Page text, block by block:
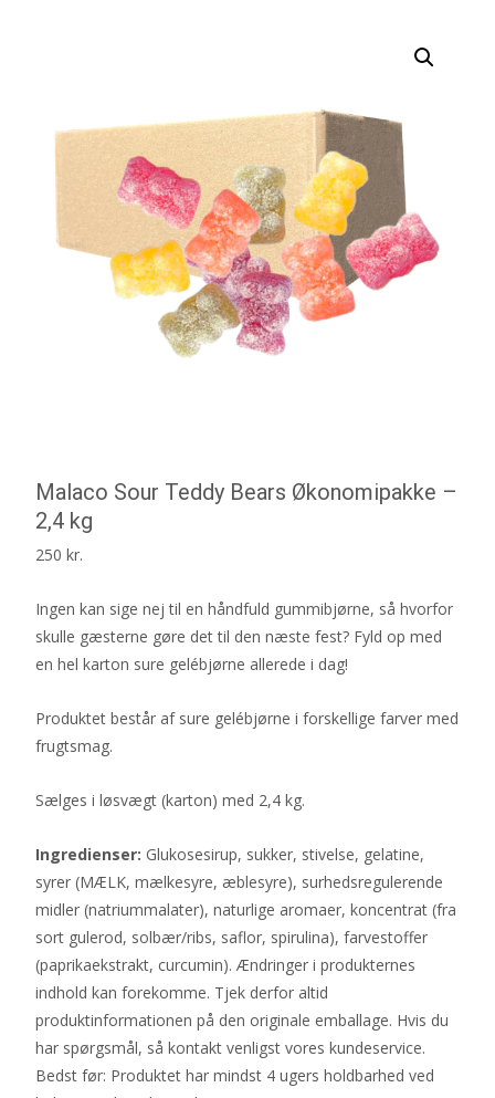
Malaco Sour Teddy Bears Økonomipakke –
2,4 kg
250 kr.
Ingen kan sige nej til en håndfuld gummibjørne, så hvorfor
skulle gæsterne gøre det til den næste fest? Fyld op med
en hel karton sure gelébjørne allerede i dag!
Produktet består af sure gelébjørne i forskellige farver med
frugtsmag.
Sælges i løsvægt (karton) med 2,4 kg.
Ingredienser: Glukosesirup, sukker, stivelse, gelatine,
syrer (MÆLK, mælkesyre, æblesyre), surhedsregulerende
midler (natriummalater), naturlige aromaer, koncentrat (fra
sort gulerod, solbær/ribs, saflor, spirulina), farvestoffer
(paprikaekstrakt, curcumin). Ændringer i produkternes
indhold kan forekomme. Tjek derfor altid
produktinformationen på den originale emballage. Hvis du
har spørgsmål, så kontakt venligst vores kundeservice.
Bedst før: Produktet har mindst 4 ugers holdbarhed ved